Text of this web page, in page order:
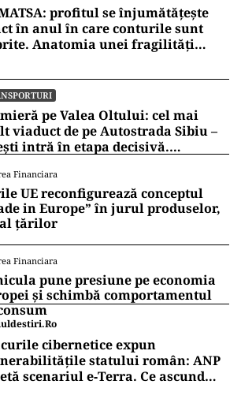
profitul se înjumătățește
în anul în care conturile sunt
Anatomia unei fragilități
pe Valea Oltului: cel mai
viaduct de pe Autostrada Sibiu –
intră în etapa decisivă.
unde s-a ajuns cu lucrările
Financiara
UE reconfigurează conceptul
in Europe” în jurul produselor,
țărilor
Financiara
pune presiune pe economia
și schimbă comportamentul
cibernetice expun
statului român: ANP
scenariul e‑Terra. Ce ascund